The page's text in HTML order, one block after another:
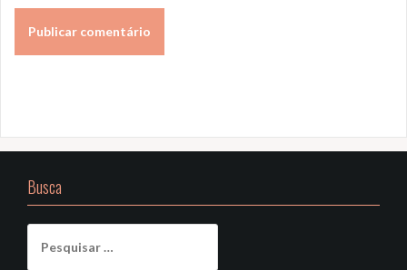
Busca
por: